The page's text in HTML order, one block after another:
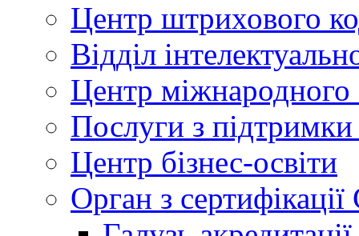
Центр штрихового
Відділ
Центр міжнародного
Послуги з підтримки
Центр бізнес-освіти
Орган з